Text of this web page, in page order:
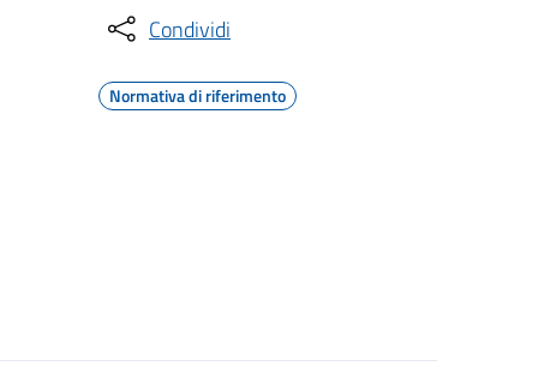
Condividi
Normativa di riferimento